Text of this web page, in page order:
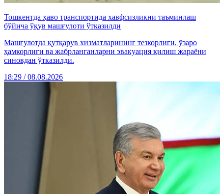
Тошкентда ҳаво транспортида хавфсизликни таъминлаш
бўйича ўқув машғулоти ўтказилди
Машғулотда қутқарув хизматларининг тезкорлиги, ўзаро
ҳамкорлиги ва жабрланганларни эвакуация қилиш жараёни
синовдан ўтказилди.
18:29 / 08.08.2026